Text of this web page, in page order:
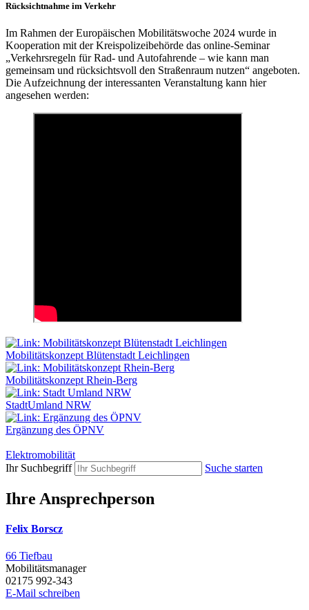
Rücksichtnahme im Verkehr
Im Rahmen der Europäischen Mobilitätswoche 2024 wurde in
Kooperation mit der Kreispolizeibehörde das online-Seminar
„Verkehrsregeln für Rad- und Autofahrende – wie kann man
gemeinsam und rücksichtsvoll den Straßenraum nutzen“ angeboten.
Die Aufzeichnung der interessanten Veranstaltung kann hier
angesehen werden:
Mobilitätskonzept Blütenstadt Leichlingen
Mobilitätskonzept Rhein-Berg
StadtUmland NRW
Ergänzung des ÖPNV
Elektromobilität
Ihr Suchbegriff
Suche starten
Ihre Ansprechperson
Felix Borscz
66 Tiefbau
Mobilitätsmanager
02175 992-343
E-Mail schreiben